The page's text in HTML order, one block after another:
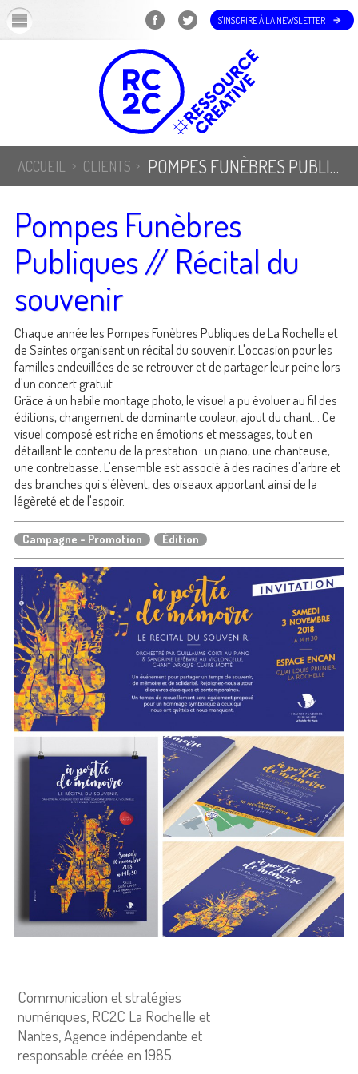
S'INSCRIRE À LA NEWSLETTER
ACCUEIL CLIENTS POMPES FUNÈBRES PUBLIQUES // RÉCITAL DU SOUVENIR
Pompes Funèbres
Publiques // Récital du
souvenir
Chaque année les Pompes Funèbres Publiques de La Rochelle et
de Saintes organisent un récital du souvenir. L'occasion pour les
familles endeuillées de se retrouver et de partager leur peine lors
d'un concert gratuit.
Grâce à un habile montage photo, le visuel a pu évoluer au fil des
éditions, changement de dominante couleur, ajout du chant... Ce
visuel composé est riche en émotions et messages, tout en
détaillant le contenu de la prestation : un piano, une chanteuse,
une contrebasse. L'ensemble est associé à des racines d'arbre et
des branches qui s'élèvent, des oiseaux apportant ainsi de la
légèreté et de l'espoir.
Campagne - Promotion Édition
Communication et stratégies
numériques, RC2C La Rochelle et
Nantes, Agence indépendante et
responsable créée en 1985.